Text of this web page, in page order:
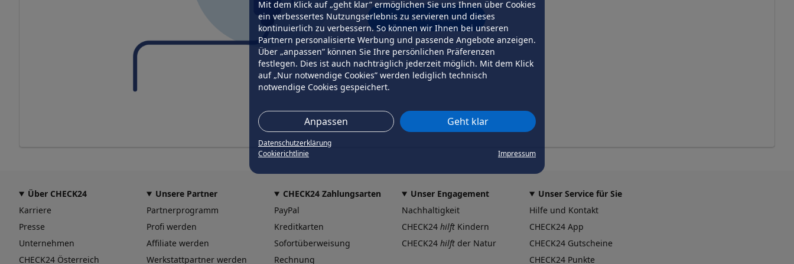
Mit dem Klick auf „geht klar” ermöglichen Sie uns Ihnen über Cookies
ein verbessertes Nutzungserlebnis zu servieren und dieses
kontinuierlich zu verbessern. So können wir Ihnen bei unseren
Partnern personalisierte Werbung und passende Angebote anzeigen.
Über „anpassen” können Sie Ihre persönlichen Präferenzen
festlegen. Dies ist auch nachträglich jederzeit möglich. Mit dem Klick
auf „Nur notwendige Cookies” werden lediglich technisch
notwendige Cookies gespeichert.
Anpassen Geht klar
Datenschutzerklärung
Cookierichtlinie
Impressum
erneut versuchen
Über CHECK24
Karriere
Presse
Unternehmen
CHECK24 Österreich
Unsere Partner
Partnerprogramm
Profi werden
Affiliate werden
Werkstattpartner werden
CHECK24 Zahlungsarten
PayPal
Kreditkarten
Sofortüberweisung
Rechnung
Unser Engagement
Nachhaltigkeit
CHECK24 hilft Kindern
CHECK24 hilft der Natur
Unser Service für Sie
Hilfe und Kontakt
CHECK24 App
CHECK24 Gutscheine
CHECK24 Punkte